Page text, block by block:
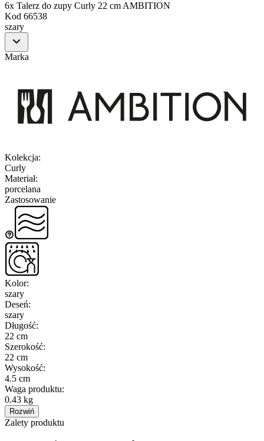
6x Talerz do zupy Curly 22 cm AMBITION
Kod 66538
szary
Marka
Kolekcja:
Curly
Materiał:
porcelana
Zastosowanie
Kolor:
szary
Deseń:
szary
Długość:
22 cm
Szerokość:
22 cm
Wysokość:
4.5 cm
Waga produktu:
0.43 kg
Rozwiń
Zalety produktu